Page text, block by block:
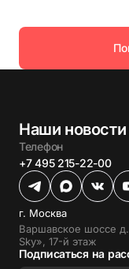
Наши новости
Телефон
+7 495 215-22-00
г. Москва
Варшавское шоссе
Sky», 17-й этаж
Подписаться на